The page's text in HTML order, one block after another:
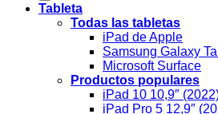
Tableta
Todas las tabletas
iPad de Apple
Samsung Galaxy
Microsoft Surface
Productos populares
iPad 10 10,9″
iPad Pro 5 12,9″